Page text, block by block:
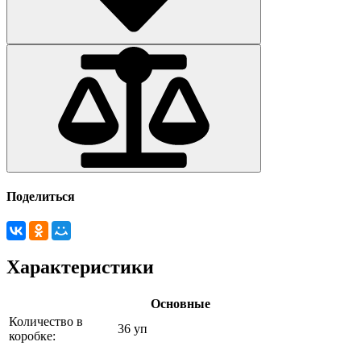
Поделиться
Характеристики
Основные
Количество в
коробке:
36 уп